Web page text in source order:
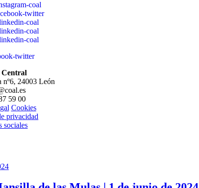
Central
nº6, 24003 León
59 00
Cookies
privacidad
sociales